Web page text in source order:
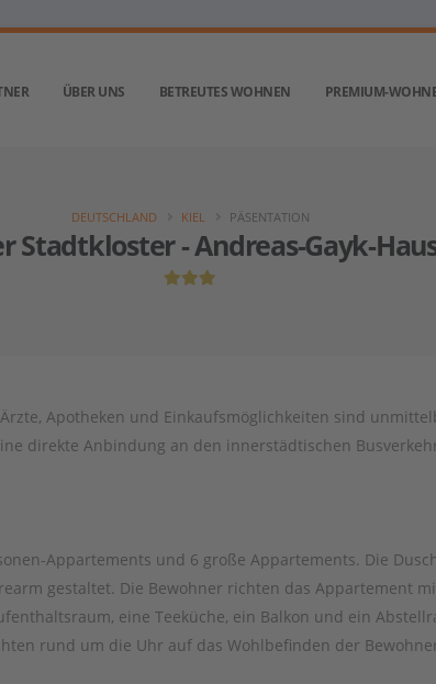
ÜBER UNS BETREUTES WOHNEN PREMIUM-
Stadtkloster - Andreas-Gayk-
DEUTSCHLAND KIEL PÄSENTATION
Apotheken und Einkaufsmöglichkeiten sind
direkte Anbindung an den innerstädtischen
Appartements und 6 große Appartements. Die
gestaltet. Die Bewohner richten das Appartement
eine Teeküche, ein Balkon und ein
rund um die Uhr auf das Wohlbefinden der